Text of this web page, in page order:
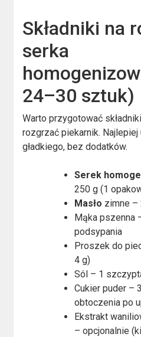
Składniki na
serka
24–30 sztuk)
Warto przygotować
rozgrzać piekarnik.
gładkiego, bez dodatków.
Serek
250 g (1
Masło zimne –
Mąka pszenna
podsypania
Proszek do
4 g)
Sól – 1
Cukier puder –
obtoczenia po
Ekstrakt
– opcjonalnie